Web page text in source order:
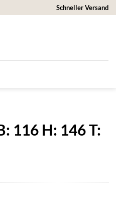
Schneller Versand
116 H: 146 T: